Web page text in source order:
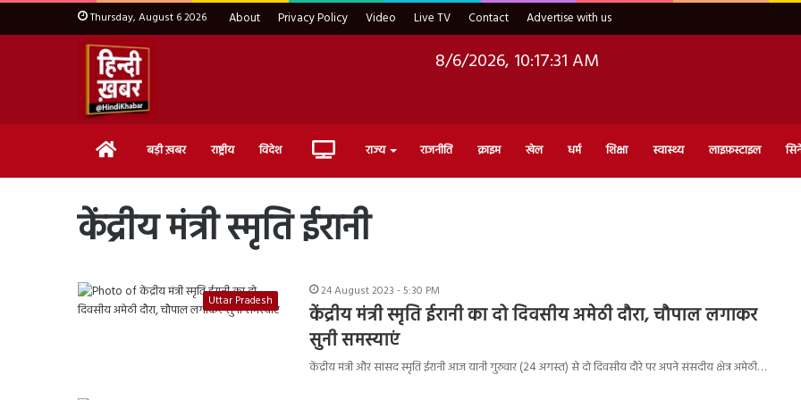
Thursday, August 6 2026 About Privacy Policy Video Live TV Contact Advertise with us
8/6/2026, 10:17:32 AM
Home बड़ी ख़बर राष्ट्रीय विदेश Live राज्य राजनीति क्राइम खेल धर्म शिक्षा स्वास्थ्य लाइफ़स्टाइल
केंद्रीय मंत्री स्मृति ईरानी
Uttar Pradesh
24 August 2023 - 5:30 PM
केंद्रीय मंत्री स्मृति ईरानी का दो दिवसीय अमेठी दौरा, चौपाल लगाकर
सुनी समस्याएं
केंद्रीय मंत्री और सांसद स्मृति ईरानी आज यानी गुरुवार (24 अगस्त) से दो दिवसीय दौरे पर अपने संसदीय क्षेत्र अमेठी…